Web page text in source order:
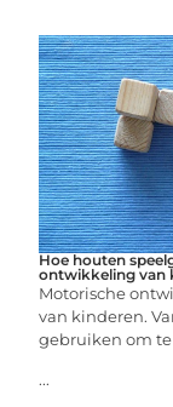
Hoe houten
ontwikkeling van
Motorische
van kinderen.
gebruiken om
...